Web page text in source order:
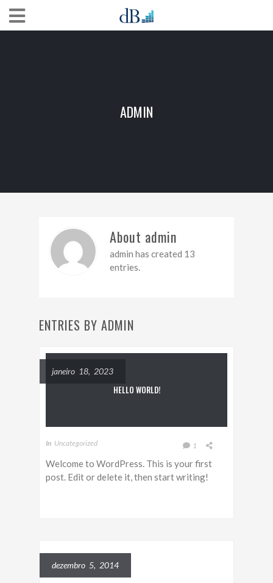
ADMIN
About admin
admin has created 13
entries.
ENTRIES BY ADMIN
janeiro 18, 2023
HELLO WORLD!
In Uncategorized 1
Welcome to WordPress. This is your first
post. Edit or delete it, then start writing!
dezembro 5, 2014